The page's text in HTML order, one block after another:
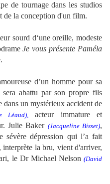
de tournage dans les studios
de la conception d'un film.
sourd d‘une oreille, modeste
Je vous présente Paméla
d’un homme pour sa
abattu par son propre fils
dans un mystérieux accident de
Léaud), acteur immature et
Julie Baker (Jacqueline Bisset),
sévère dépression qui l’a fait
interprète la bru, vient d'arriver,
le Dr Michael Nelson (David